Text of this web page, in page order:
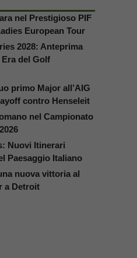
nel Prestigioso PIF
European Tour
2028: Anteprima
del Golf
primo Major all’AIG
contro Henseleit
nel Campionato
Nuovi Itinerari
Paesaggio Italiano
nuova vittoria al
a Detroit